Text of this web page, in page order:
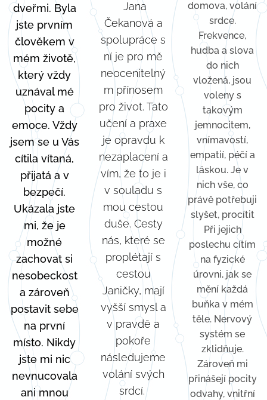
dveřmi. Byla
jste prvním
člověkem v
mém životě,
který vždy
uznával mé
pocity a
emoce. Vždy
jsem se u Vás
cítila vítaná,
přijatá a v
bezpečí.
Ukázala jste
mi, že je
možné
zachovat si
nesobeckost
a zároveň
postavit sebe
na první
místo. Nikdy
jste mi nic
nevnucovala
ani mnou
Jana
Čekanová a
spolupráce s
ní je pro mě
neocenitelný
m přínosem
pro život. Tato
učení a praxe
je opravdu k
nezaplacení a
vím, že to je i
v souladu s
mou cestou
duše. Cesty
nás, které se
proplétají s
cestou
Janičky, mají
vyšší smysl a
v pravdě a
pokoře
následujeme
volání svých
srdcí.
domova, volání
srdce.
Frekvence,
hudba a slova
do nich
vložená, jsou
voleny s
takovým
jemnocitem,
vnímavostí,
empatií, péčí a
láskou. Je v
nich vše, co
právě potřebuji
slyšet, procítit
Při jejich
poslechu cítím
na fyzické
úrovni, jak se
mění každá
buňka v mém
těle. Nervový
systém se
zklidňuje.
Zároveň mi
přinášejí pocity
odvahy, vnitřní